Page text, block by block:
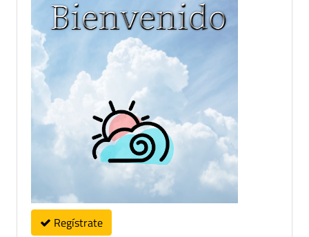
Regístrate